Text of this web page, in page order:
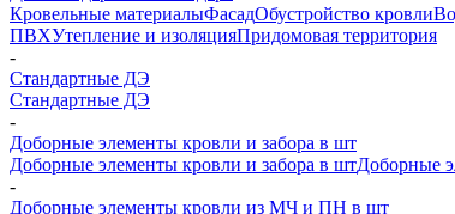
Кровельные материалыФасадОбустройство кровли
ПВХУтепление и изоляцияПридомовая территория
-
Стандартные ДЭ
Стандартные ДЭ
-
Доборные элементы кровли и забора в шт
Доборные элементы кровли и забора в штДоборные
-
Доборные элементы кровли из МЧ и ПН в шт